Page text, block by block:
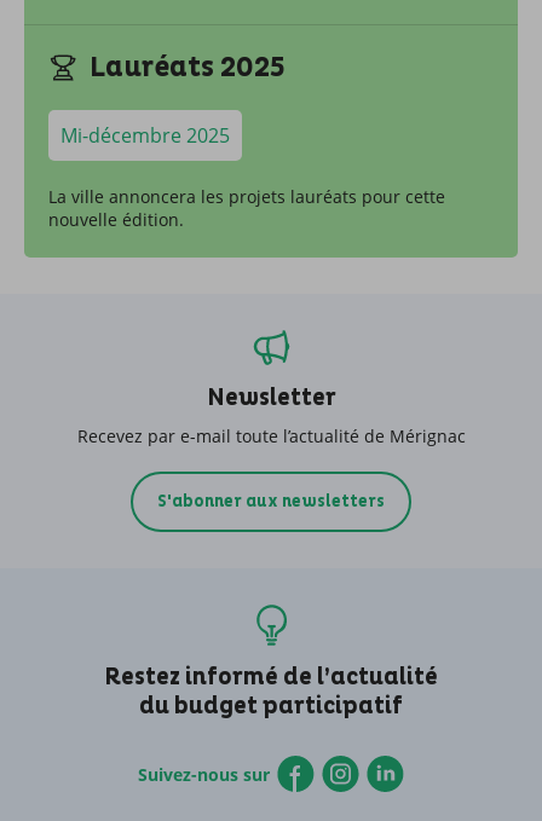
Lauréats 2025
Mi-décembre 2025
La ville annoncera les projets lauréats pour cette
nouvelle édition.
Newsletter
Recevez par e-mail toute l’actualité de Mérignac
S'abonner aux newsletters
Restez informé de l’actualité
du budget participatif
Suivez-nous sur